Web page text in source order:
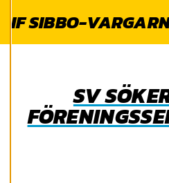
när som helst. Läs
IF SIBBO-
SV